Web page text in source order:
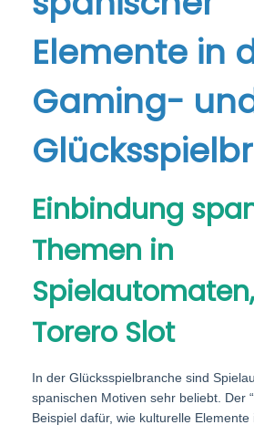
Elemente in
Gaming-
Einbindung
Themen in
Spielautomaten,
Torero Slot
In der Glücksspielbranche sind
spanischen Motiven sehr beliebt. Der
Beispiel dafür, wie kulturelle